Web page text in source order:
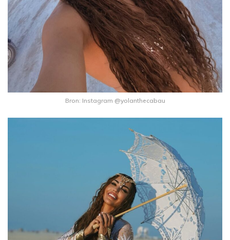
Bron: Instagram @yolanthecabau